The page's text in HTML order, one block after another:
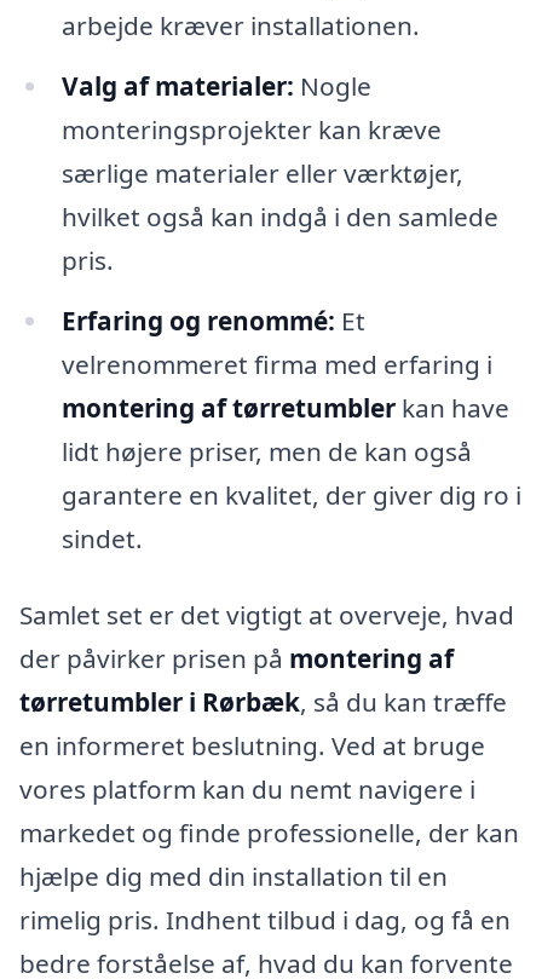
arbejde kræver installationen.
Valg af materialer: Nogle
monteringsprojekter kan kræve
særlige materialer eller værktøjer,
hvilket også kan indgå i den samlede
pris.
Erfaring og renommé: Et
velrenommeret firma med erfaring i
montering af tørretumblerkan have
lidt højere priser, men de kan også
garantere en kvalitet, der giver dig ro i
sindet.
Samlet set er det vigtigt at overveje, hvad
der påvirker prisen på montering af
tørretumbler i Rørbæk, så du kan træffe
en informeret beslutning. Ved at bruge
vores platform kan du nemt navigere i
markedet og finde professionelle, der kan
hjælpe dig med din installation til en
rimelig pris. Indhent tilbud i dag, og få en
bedre forståelse af, hvad du kan forvente